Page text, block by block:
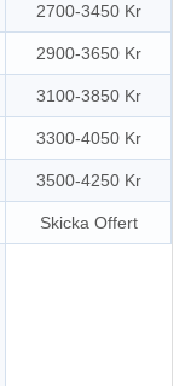
2700-3450 Kr
2900-3650 Kr
3100-3850 Kr
3300-4050 Kr
3500-4250 Kr
Skicka Offert